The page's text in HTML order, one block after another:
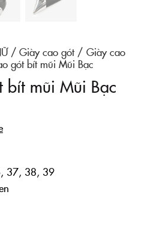
Giày cao gót
Giày cao
gót bít mũi Mũi Bạc
bít mũi Mũi Bạc
37, 38, 39